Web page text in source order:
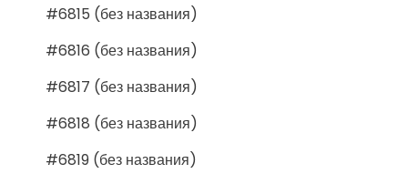
#6815 (без названия)
#6816 (без названия)
#6817 (без названия)
#6818 (без названия)
#6819 (без названия)